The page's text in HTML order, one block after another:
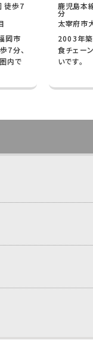
徒歩7
岡市
7分、
内で
鹿児島本
分
太宰府市
2003年築
食チェー
いです。